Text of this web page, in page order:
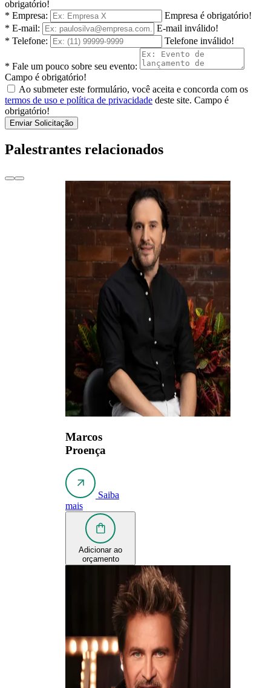
obrigatório!
* Empresa:
Empresa é obrigatório!
* E-mail:
E-mail inválido!
* Telefone:
Telefone inválido!
* Fale um pouco sobre seu evento:
Campo é obrigatório!
Ao submeter este formulário, você aceita e concorda com os
termos de uso e política de privacidade deste site. Campo é
obrigatório!
Enviar Solicitação
Palestrantes relacionados
Marcos
Proença
Saiba
mais
Adicionar ao
orçamento